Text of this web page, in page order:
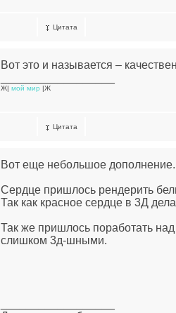
Цитата
Вот это и называется –
Ж| мой мир |Ж
Цитата
Вот еще небольшое дополнение.
Сердце пришлось рендерить
Так как красное сердце в 3Д
Так же пришлось поработать
слишком 3д-шными.